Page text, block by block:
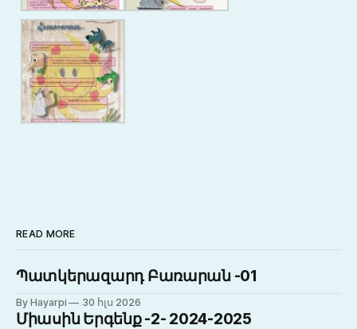
READ MORE
Պատկերազարդ Բառարան -01
By Hayarpi 30 հլս 2026
Միասին Երգենք -2- 2024-2025